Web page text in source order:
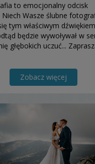
to emocjonalny odcisk
Niech Wasze ślubne
tym właściwym
będzie wywoływał w
głębokich uczuć...
Zobacz więcej